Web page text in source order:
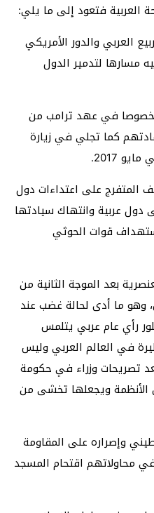
العربية فتعود إلى ما يلي:
العربي والدور الأمريكي
مسارها لتدمير الدول
وخصوصا في عهد ترامب من
قادتهم كما تجلي في زيارة
2017.
المتفرج على اعتداءات دول
دول عربية وانتهاك سيادتها
قوات الحوثي
بعد الموجة الثانية من
وهو ما أدى لحالة غضب عند
رأي عام عربي يتلمس
في العالم العربي وليس
تصريحات وزراء في حكومة
الأنظمة ويجعلها تخشى من
وإصراره على المقاومة
محاولاتهم اقتحام المسجد